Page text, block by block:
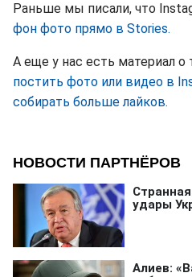
Раньше мы писали, что
фон фото прямо в Stories.
А еще у нас есть материал о
постить фото или видео в
собирать больше лайков.